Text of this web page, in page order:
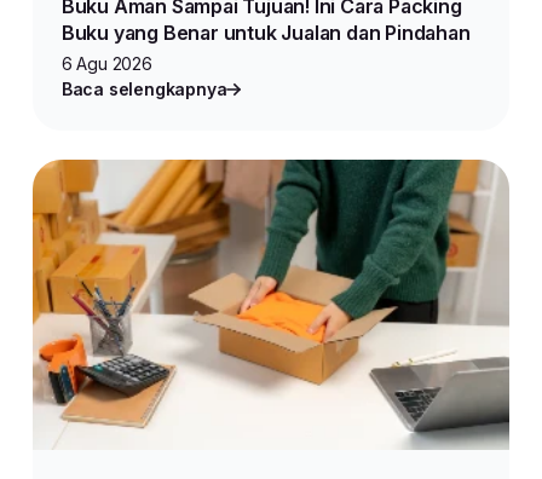
Buku Aman Sampai Tujuan! Ini Cara Packing
Buku yang Benar untuk Jualan dan Pindahan
6 Agu 2026
Baca selengkapnya